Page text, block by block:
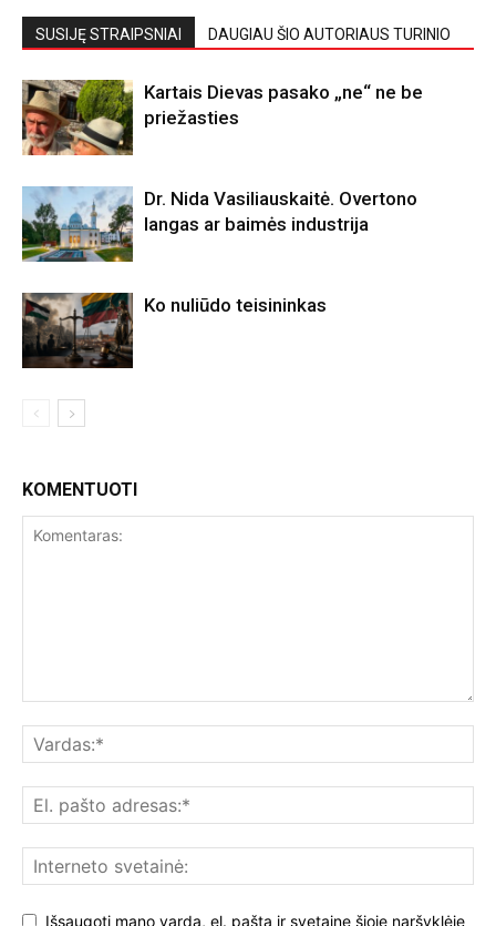
SUSIJĘ STRAIPSNIAI DAUGIAU ŠIO AUTORIAUS TURINIO
Kartais Dievas pasako „ne“ ne be
priežasties
Dr. Nida Vasiliauskaitė. Overtono
langas ar baimės industrija
Ko nuliūdo teisininkas
KOMENTUOTI
Išsaugoti mano vardą, el. paštą ir svetainę šioje naršyklėje